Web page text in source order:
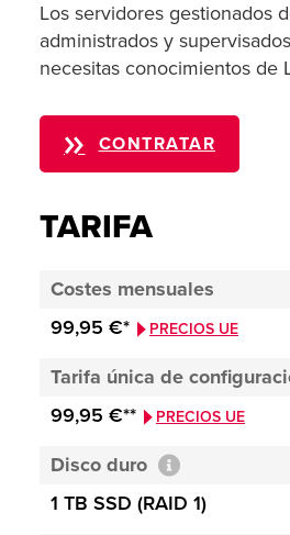
Los servidores gestionados
administrados y
necesitas conocimientos de
CONTRATAR
TARIFA
Costes mensuales
99,95 €*
PRECIOS UE
Tarifa única de
99,95 €**
PRECIOS UE
Disco duro
1 TB SSD (RAID 1)